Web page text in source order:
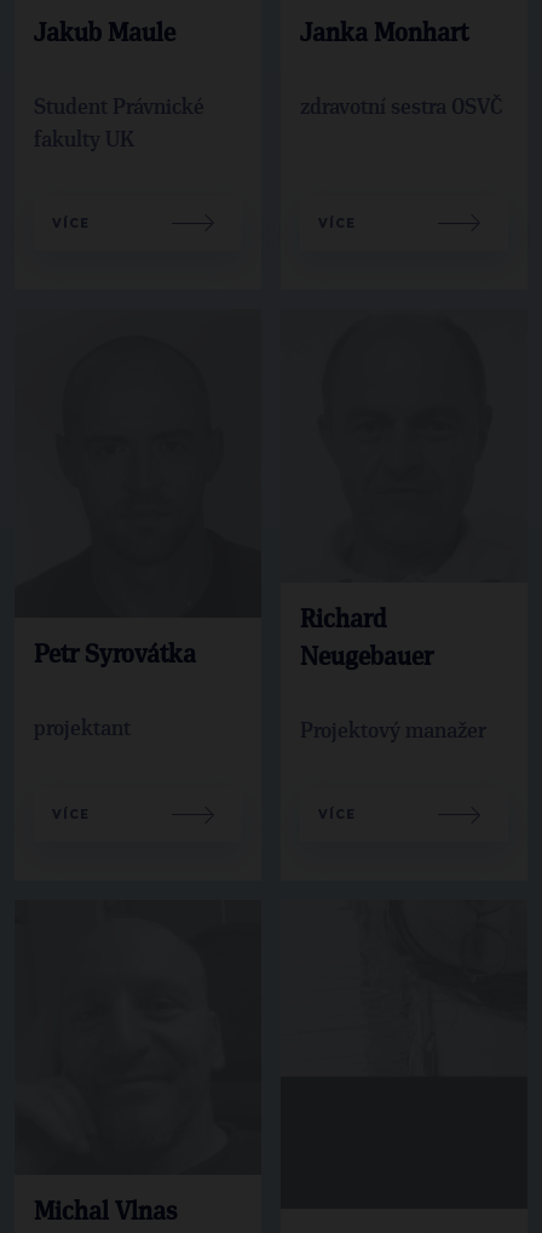
Jakub Maule
Student Právnické
fakulty UK
VÍCE
Janka Monhart
zdravotní sestra OSVČ
VÍCE
Petr Syrovátka
projektant
VÍCE
Richard
Neugebauer
Projektový manažer
VÍCE
Michal Vlnas